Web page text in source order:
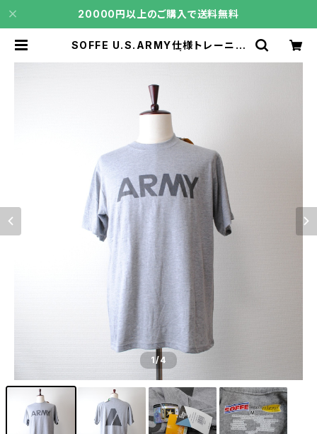
20000円以上のご購入で送料無料
SOFFE U.S.ARMY仕様トレーニン
1/4